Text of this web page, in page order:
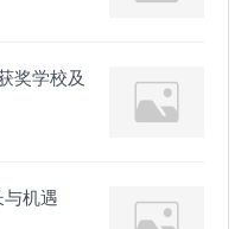
奖学校及
与机遇